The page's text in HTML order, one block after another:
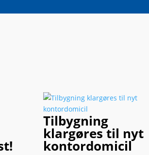
Tilbygning
klargøres til nyt
kontordomicil